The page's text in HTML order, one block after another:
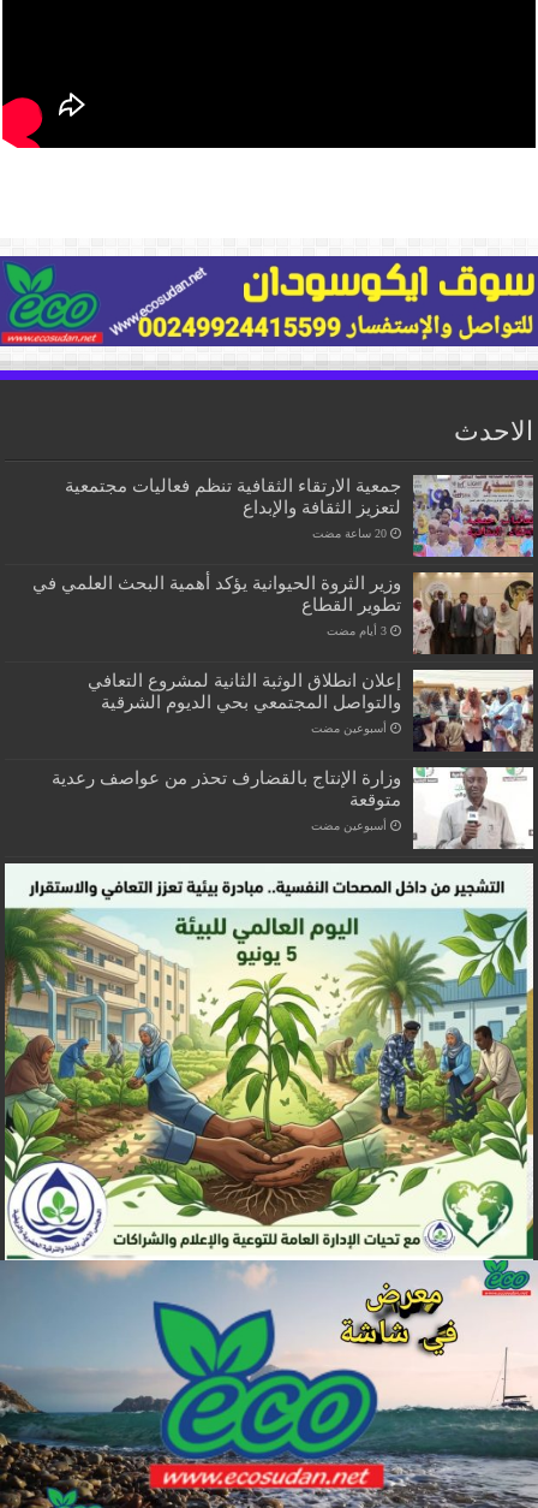
الاحدث
جمعية الارتقاء الثقافية تنظم فعاليات مجتمعية
لتعزيز الثقافة والإبداع
وزير الثروة الحيوانية يؤكد أهمية البحث العلمي في
تطوير القطاع
إعلان انطلاق الوثبة الثانية لمشروع التعافي
والتواصل المجتمعي بحي الديوم الشرقية
‏أسبوعين مضت
وزارة الإنتاج بالقضارف تحذر من عواصف رعدية
متوقعة
‏أسبوعين مضت